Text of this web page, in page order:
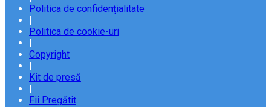
Politica de confidențialitate
|
Politica de cookie-uri
|
Copyright
|
Kit de presă
|
Fii Pregătit